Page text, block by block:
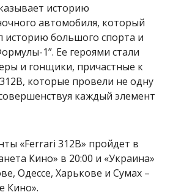
историю
автомобиля, который
историю большого спорта и
1”. Ее героями стали
и гонщики, причастные к
которые провели не одну
каждый элемент
«Ferrari 312B» пройдет в
Кино» в 20:00 и «Украина»
Одессе, Харькове и Сумах –
Кино».